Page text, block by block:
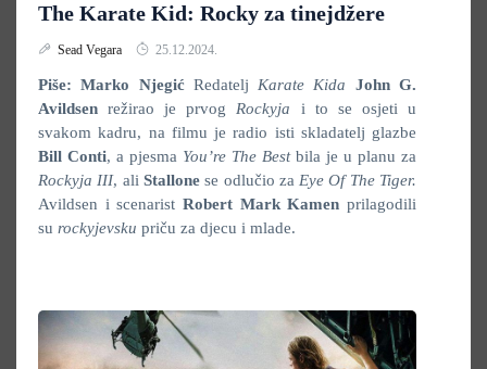
The Karate Kid: Rocky za tinejdžere
Sead Vegara 25.12.2024.
Piše: Marko Njegić Redatelj Karate Kida John G.
Avildsen režirao je prvog Rockyja i to se osjeti u
svakom kadru, na filmu je radio isti skladatelj glazbe
Bill Conti, a pjesma You’re The Best bila je u planu za
Rockyja III, ali Stallonese odlučio za Eye Of The Tiger.
Avildsen i scenarist Robert Mark Kamen prilagodili
su rockyjevsku priču za djecu i mlade.